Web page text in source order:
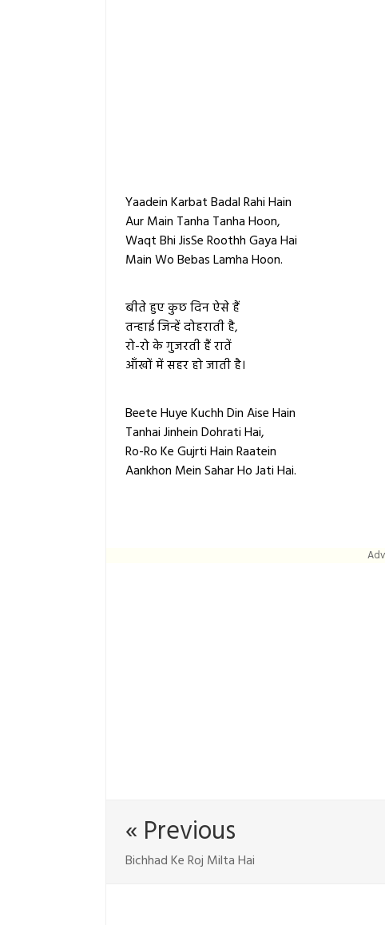
Yaadein Karbat Badal Rahi Hain
Aur Main Tanha Tanha Hoon,
Waqt Bhi JisSe Roothh Gaya Hai
Main Wo Bebas Lamha Hoon.
बीते हुए कुछ दिन ऐसे हैं
तन्हाई जिन्हें दोहराती है,
रो-रो के गुजरती हैं रातें
आँखों में सहर हो जाती है।
Beete Huye Kuchh Din Aise Hain
Tanhai Jinhein Dohrati Hai,
Ro-Ro Ke Gujrti Hain Raatein
Aankhon Mein Sahar Ho Jati Hai.
« Previous
Bichhad Ke Roj Milta Hai